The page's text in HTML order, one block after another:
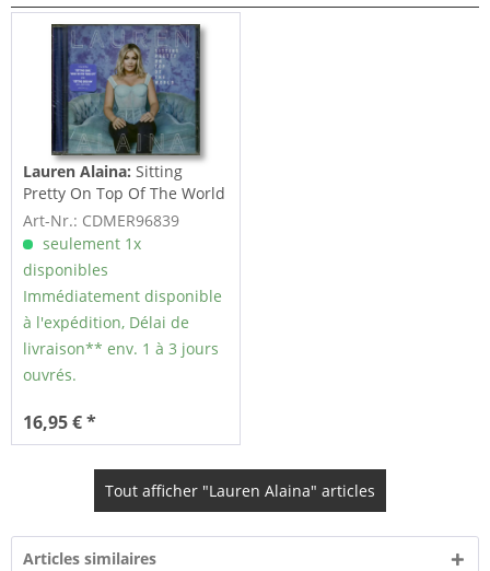
Lauren Alaina:Sitting
Pretty On Top Of The World
(CD)
Art-Nr.: CDMER96839
seulement 1x
disponibles
Immédiatement disponible
à l'expédition, Délai de
livraison** env. 1 à 3 jours
ouvrés.
16,95 € *
Tout afficher "Lauren Alaina" articles
Articles similaires